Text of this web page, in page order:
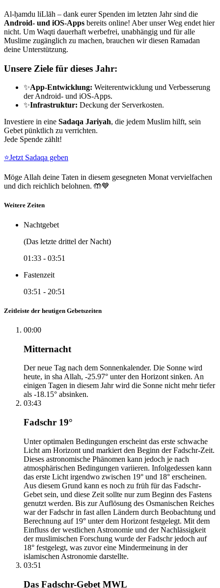
Al-ḥamdu liLlāh – dank eurer Spenden im letzten Jahr sind die
Android- und iOS-Apps bereits online! Aber unser Weg endet hier
nicht. Um Waqti dauerhaft werbefrei, unabhängig und für alle
Muslime zugänglich zu machen, brauchen wir diesen Ramadan
deine Unterstützung.
Unsere Ziele für dieses Jahr:
✨App-Entwicklung: Weiterentwicklung und Verbesserung
der Android- und iOS-Apps.
✨Infrastruktur: Deckung der Serverkosten.
Investiere in eine Sadaqa Jariyah, die jedem Muslim hilft, sein
Gebet pünktlich zu verrichten.
Jede Spende zählt!
⭐Jetzt Sadaqa geben
Möge Allah deine Taten in diesem gesegneten Monat vervielfachen
und dich reichlich belohnen. 🤲💙
Weitere Zeiten
Nachtgebet
(Das letzte drittel der Nacht)
01:33 - 03:51
Fastenzeit
03:51 - 20:51
Zeitleiste der heutigen Gebetszeiten
00:00
Mitternacht
Der neue Tag nach dem Sonnenkalender. Die Sonne wird
heute, in sha Allah, -25.97° unter den Horizont sinken. An
einigen Tagen in diesem Jahr wird die Sonne nicht mehr tiefer
als -18.15° absinken.
03:43
Fadschr 19°
Unter optimalen Bedingungen erscheint das erste schwache
Licht am Horizont und markiert den Beginn der Fadschr-Zeit.
Dieses astronomische Phänomen kann jedoch je nach
atmosphärischen Bedingungen variieren. Infolgedessen kann
das erste Licht irgendwo zwischen 19° und 18° erscheinen.
Aus diesem Grund kann es noch zu früh für das Fadschr-
Gebet sein, und diese Zeit sollte nur zum Beginn des Fastens
genutzt werden. Bis zur Auflösung des Osmanischen Reiches
war der Fadschr in fast allen Ländern durch Beobachtung und
Berechnung auf 19° unter dem Horizont festgelegt. Mit dem
Einfluss der westlichen Astronomie und der Nachlässigkeit
der muslimischen Forschung wurde der Fadschr jedoch auf
18° festgelegt, was zuvor eine Mindermeinung in der
islamischen Astronomie darstellte.
03:51
Das Fadschr-Gebet MWL